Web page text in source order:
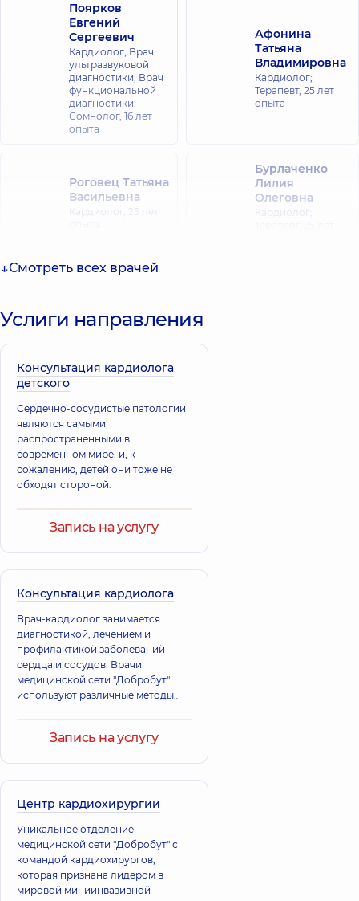
Поярков
Евгений
Сергеевич
Кардиолог; Врач
ультразвуковой
диагностики; Врач
функциональной
диагностики;
Сомнолог, 16 лет
опыта
Афонина
Татьяна
Владимировна
Кардиолог;
Терапевт, 25 лет
опыта
Роговец Татьяна
Васильевна
Кардиолог, 25 лет
Бурлаченко
Лилия
Олеговна
Кардиолог;
Константиновна
Кардиолог,16 лет
Кузнецова-
Арабули Юлия
Владимировна
Кардиолог;
Гастроэнтеролог;
Терапевт,
Компаниец
Кира
Терапевт,28 лет
опыта
Смотреть всех врачей
Услиги направления
Консультация кардиолога
детского
Сердечно-сосудистые патологии
являются самыми
распространенными в
современном мире, и, к
сожалению, детей они тоже не
обходят стороной.
Запись на услугу
Консультация кардиолога
Врач-кардиолог занимается
диагностикой, лечением и
профилактикой заболеваний
сердца и сосудов. Врачи
медицинской сети "Добробут"
используют различные методы
пациентов с сердечно-
утверждёнными МОЗ,
принципами доказательной
медицины, рекомендациями
европейских и американских
медицинских сообществ.
Запись на услугу
Центр кардиохирургии
Уникальное отделение
медицинской сети "Добробут" с
командой кардиохирургов,
которая признана лидером в
мировой миниинвазивной